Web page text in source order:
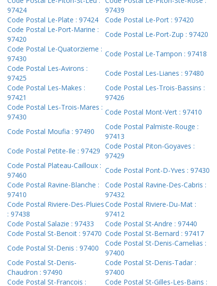
97424
97439
Code Postal Le-Plate : 97424
Code Postal Le-Port : 97420
Code Postal Le-Port-Marine :
97420
Code Postal Le-Port-Zup : 97420
Code Postal Le-Quatorzieme :
97430
Code Postal Le-Tampon : 97418
Code Postal Les-Avirons :
97425
Code Postal Les-Lianes : 97480
Code Postal Les-Makes :
97421
Code Postal Les-Trois-Bassins :
97426
Code Postal Les-Trois-Mares :
97430
Code Postal Mont-Vert : 97410
Code Postal Moufia : 97490
Code Postal Palmiste-Rouge :
97413
Code Postal Petite-Ile : 97429
Code Postal Piton-Goyaves :
97429
Code Postal Plateau-Cailloux :
97460
Code Postal Pont-D-Yves : 97430
Code Postal Ravine-Blanche :
97410
Code Postal Ravine-Des-Cabris :
97432
Code Postal Riviere-Des-Pluies
: 97438
Code Postal Riviere-Du-Mat :
97412
Code Postal Salazie : 97433
Code Postal St-Andre : 97440
Code Postal St-Benoit : 97470 Code Postal St-Bernard : 97417
Code Postal St-Denis : 97400
Code Postal St-Denis-Camelias :
97400
Code Postal St-Denis-
Chaudron : 97490
Code Postal St-Denis-Tadar :
97400
Code Postal St-Francois :
Code Postal St-Gilles-Les-Bains :